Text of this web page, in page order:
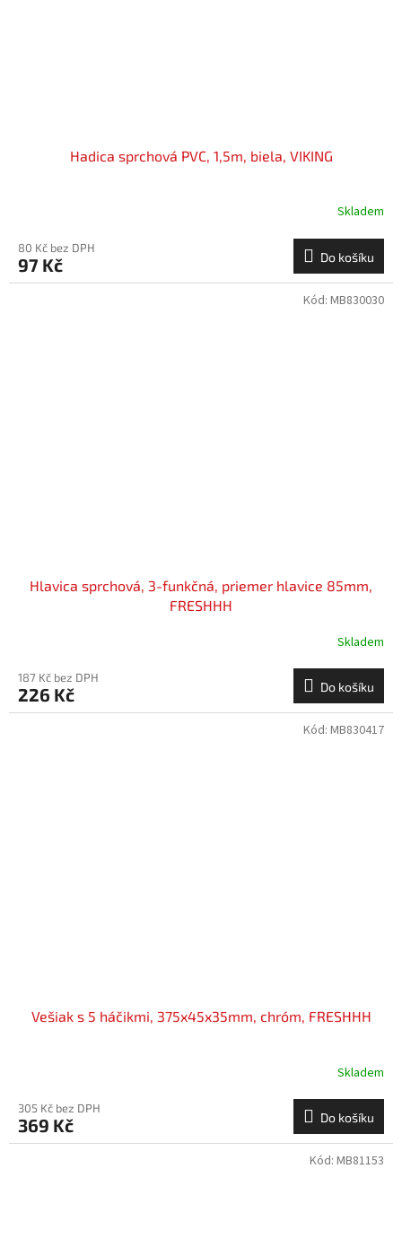
Hadica sprchová PVC, 1,5m, biela, VIKING
Skladem
80 Kč bez DPH
97 Kč Do košíku
Hlavica sprchová, 3-funkčná, priemer hlavice 85mm,
FRESHHH
Skladem
187 Kč bez DPH
226 Kč Do košíku
Kód: MB830030
Vešiak s 5 háčikmi, 375x45x35mm, chróm, FRESHHH
Skladem
305 Kč bez DPH
369 Kč Do košíku
Kód: MB830417
Kód: MB81153